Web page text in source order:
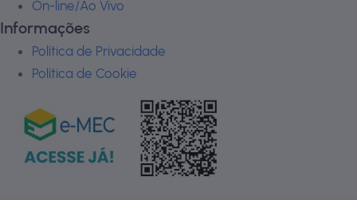
On-line/Ao Vivo
Informações
Política de Privacidade
Política de Cookie